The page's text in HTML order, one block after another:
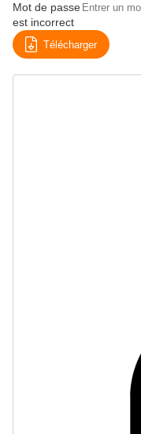
Mot de passe
est incorrect
Télécharger